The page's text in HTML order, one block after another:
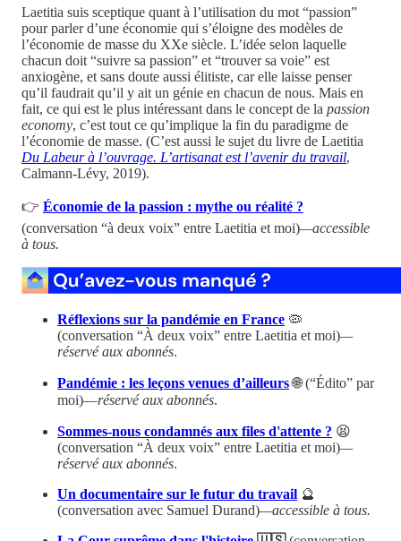
Laetitia suis sceptique quant à l’utilisation du mot “passion”
pour parler d’une économie qui s’éloigne des modèles de
l’économie de masse du XXe siècle. L’idée selon laquelle
chacun doit “suivre sa passion” et “trouver sa voie” est
anxiogène, et sans doute aussi élitiste, car elle laisse penser
qu’il faudrait qu’il y ait un génie en chacun de nous. Mais en
fait, ce qui est le plus intéressant dans le concept de la passion
economy, c’est tout ce qu’implique la fin du paradigme de
l’économie de masse. (C’est aussi le sujet du livre de Laetitia
Du Labeur à l’ouvrage. L’artisanat est l’avenir du travail,
Calmann-Lévy, 2019).
👉 Économie de la passion : mythe ou réalité ?
(conversation “à deux voix” entre Laetitia et moi)—accessible
à tous.
Réflexions sur la pandémie en France 🦠
(conversation “À deux voix” entre Laetitia et moi)—
réservé aux abonnés.
Pandémie : les leçons venues d’ailleurs🌐 (“Édito” par
moi)—réservé aux abonnés.
Sommes-nous condamnés aux files d'attente ? 😫
(conversation “À deux voix” entre Laetitia et moi)—
réservé aux abonnés.
Un documentaire sur le futur du travail 🔮
(conversation avec Samuel Durand)—accessible à tous.